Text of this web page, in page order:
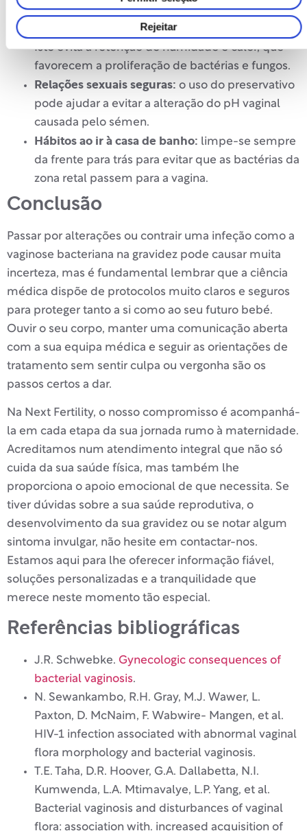
Rejeitar
Roupa respirável:use roupa interior 100%
algodão e evite calças excessivamente justas.
Isto evita a retenção de humidade e calor, que
favorecem a proliferação de bactérias e fungos.
Relações sexuais seguras: o uso do preservativo
pode ajudar a evitar a alteração do pH vaginal
causada pelo sémen.
Hábitos ao ir à casa de banho: limpe-se sempre
da frente para trás para evitar que as bactérias da
zona retal passem para a vagina.
Conclusão
Passar por alterações ou contrair uma infeção como a
vaginose bacteriana na gravidez pode causar muita
incerteza, mas é fundamental lembrar que a ciência
médica dispõe de protocolos muito claros e seguros
para proteger tanto a si como ao seu futuro bebé.
Ouvir o seu corpo, manter uma comunicação aberta
com a sua equipa médica e seguir as orientações de
tratamento sem sentir culpa ou vergonha são os
passos certos a dar.
Na Next Fertility, o nosso compromisso é acompanhá-
la em cada etapa da sua jornada rumo à maternidade.
Acreditamos num atendimento integral que não só
cuida da sua saúde física, mas também lhe
proporciona o apoio emocional de que necessita. Se
tiver dúvidas sobre a sua saúde reprodutiva, o
desenvolvimento da sua gravidez ou se notar algum
sintoma invulgar, não hesite em contactar-nos.
Estamos aqui para lhe oferecer informação fiável,
soluções personalizadas e a tranquilidade que
merece neste momento tão especial.
Referências bibliográficas
J.R. Schwebke. Gynecologic consequences of
bacterial vaginosis.
N. Sewankambo, R.H. Gray, M.J. Wawer, L.
Paxton, D. McNaim, F. Wabwire- Mangen, et al.
HIV-1 infection associated with abnormal vaginal
flora morphology and bacterial vaginosis.
T.E. Taha, D.R. Hoover, G.A. Dallabetta, N.I.
Kumwenda, L.A. Mtimavalye, L.P. Yang, et al.
Bacterial vaginosis and disturbances of vaginal
flora: association with. increased acquisition of